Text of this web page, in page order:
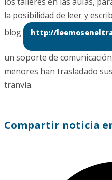
la posibilidad de leer y
blog
http://
un soporte de
menores han trasladado
tranvía.
Compartir noticia